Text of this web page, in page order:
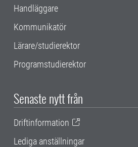
Handläggare
Kommunikatör
Lärare/studierektor
Programstudierektor
Senaste nytt från
Driftinformation
Lediga anställningar